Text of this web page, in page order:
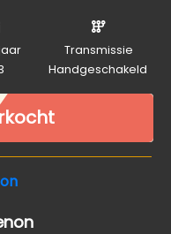
Transmissie
Handgeschakeld